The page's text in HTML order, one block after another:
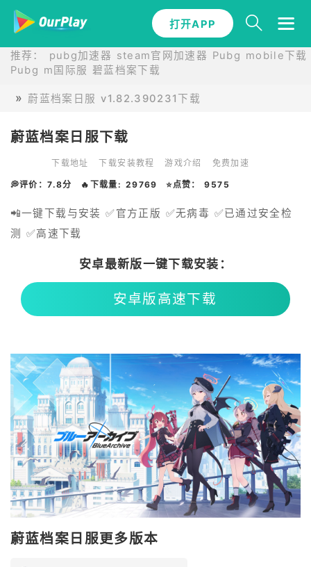
打开APP
推荐： pubg加速器 steam官网加速器 Pubg mobile下载
Pubg m国际服 碧蓝档案下载
蔚蓝档案日服 v1.82.390231下载
蔚蓝档案日服下载
下载地址 下载安装教程 游戏介绍 免费加速
💭评价：7.8分 🔥下载量: 29769 ⭐点赞： 9575
📲一键下载与安装 ✅官方正版 ✅无病毒 ✅已通过安全检
测 ✅高速下载
安卓最新版一键下载安装：
安卓版高速下载
蔚蓝档案日服更多版本